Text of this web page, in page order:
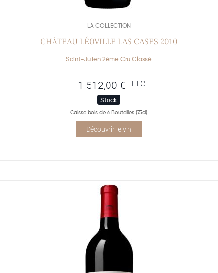
LA COLLECTION
CHÂTEAU LÉOVILLE LAS CASES 2010
Saint-Julien 2ème Cru Classé
1 512,00 € TTC
Stock
Caisse bois de 6 Bouteilles (75cl)
Découvrir le vin